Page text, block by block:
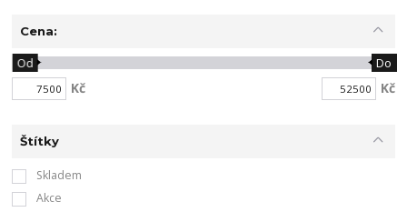
Cena:
Kč
Od Do
Kč
Štítky
Skladem
Akce